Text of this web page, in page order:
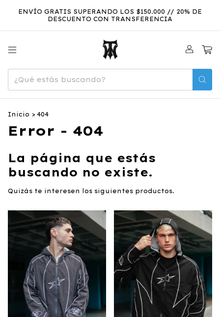
ENVÍO GRATIS SUPERANDO LOS $150.000 // 20% DE
DESCUENTO CON TRANSFERENCIA
Inicio > 404
Error - 404
La página que estás
buscando no existe.
Quizás te interesen los siguientes productos.